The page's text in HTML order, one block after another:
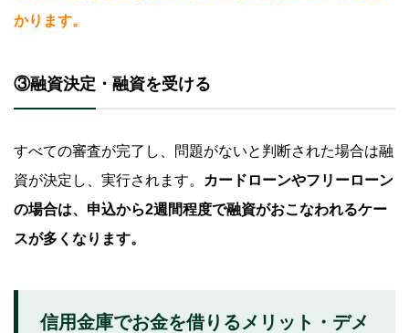
かります。
③融資決定・融資を受ける
すべての審査が完了し、問題がないと判断された場合は融
資が決定し、実行されます。
カードローンやフリーローン
の場合は、申込から2週間程度で融資がおこなわれるケー
スが多くなります。
信用金庫でお金を借りるメリット・デメ